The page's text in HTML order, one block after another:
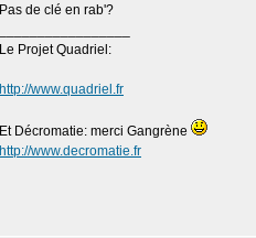
Pas de clé en rab'?
Le Projet Quadriel:
http://www.quadriel.fr
Et Décromatie: merci Gangrène
http://www.decromatie.fr